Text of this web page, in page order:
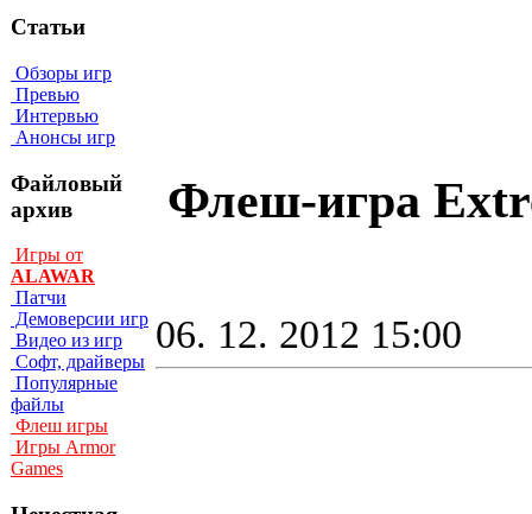
Статьи
Обзоры игр
Превью
Интервью
Анонсы игр
Файловый
архив
Игры от
ALAWAR
Патчи
Демоверсии игр
Видео из игр
Софт, драйверы
Популярные
файлы
Флеш игры
Игры Armor
Games
Флеш-игра
06. 12. 2012 15:00